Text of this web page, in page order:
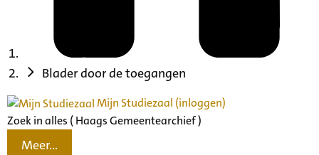
Blader door de toegangen
Mijn Studiezaal (inloggen)
Zoek in alles ( Haags Gemeentearchief )
Meer...